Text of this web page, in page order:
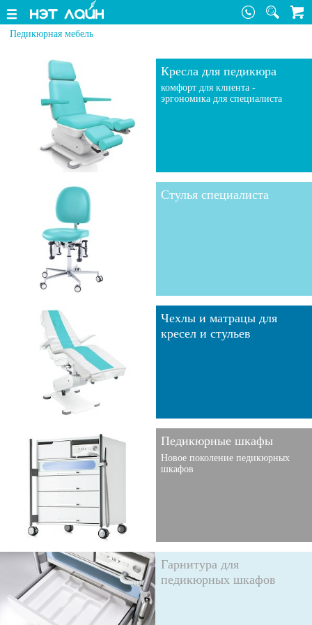
Педикюрная мебель
Кресла для педикюра
комфорт для клиента -
эргономика для специалиста
Стулья специалиста
Чехлы и матрацы для
кресел и стульев
Педикюрные шкафы
Новое поколение педикюрных
шкафов
Гарнитура для
педикюрных шкафов